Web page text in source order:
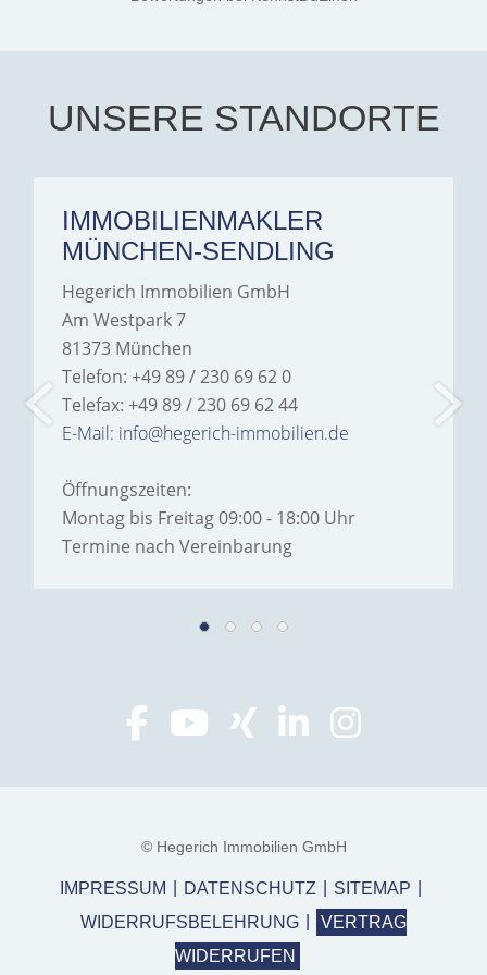
exceptionally professional,
Hegerich Immobilien to
anyone looking for a home.
UNSERE STANDORTE
IMMOBILIENMAKLER
MÜNCHEN-SENDLING
Hegerich Immobilien GmbH
Am Westpark 7
81373 München
Telefon: +49 89 / 230 69 62 0
Telefax: +49 89 / 230 69 62 44
E-Mail: info@hegerich-immobilien.de
Öffnungszeiten:
Montag bis Freitag 09:00 - 18:00 Uhr
Termine nach Vereinbarung
© Hegerich Immobilien GmbH
IMPRESSUM DATENSCHUTZ
SITEMAP
WIDERRUFSBELEHRUNG
VERTRAG
WIDERRUFEN